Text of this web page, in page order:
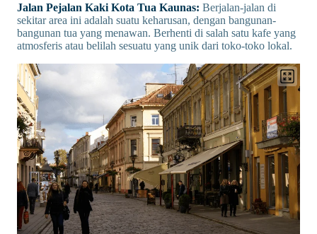
Jalan Pejalan Kaki Kota Tua Kaunas: Berjalan-jalan di
sekitar area ini adalah suatu keharusan, dengan bangunan-
bangunan tua yang menawan. Berhenti di salah satu kafe yang
atmosferis atau belilah sesuatu yang unik dari toko-toko lokal.